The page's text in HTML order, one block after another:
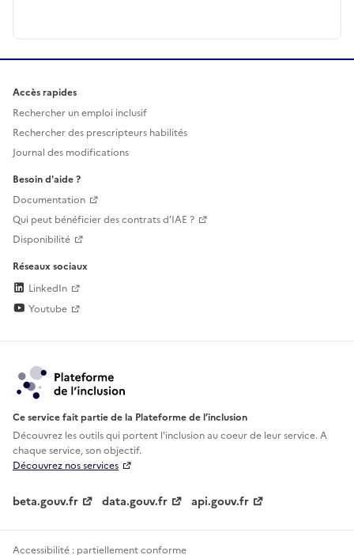
Accès rapides
Rechercher un emploi inclusif
Rechercher des prescripteurs habilités
Journal des modifications
Besoin d'aide ?
Documentation
Qui peut bénéficier des contrats d'IAE ?
Disponibilité
Réseaux sociaux
LinkedIn
Youtube
Ce service fait partie de la Plateforme de l’inclusion
Découvrez les outils qui portent l'inclusion aucoeur de leur service. A
chaque service, son objectif.
Découvrez nos services
beta.gouv.fr data.gouv.fr api.gouv.fr
Accessibilité : partiellement conforme